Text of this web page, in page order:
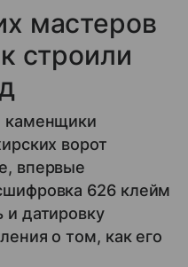
мастеров
строили
каменщики
ворот
впервые
626 клейм
и датировку
о том, как его